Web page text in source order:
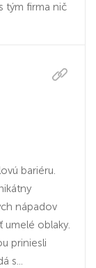
tým firma nič
bariéru.
nápadov
umelé oblaky.
priniesli
s...